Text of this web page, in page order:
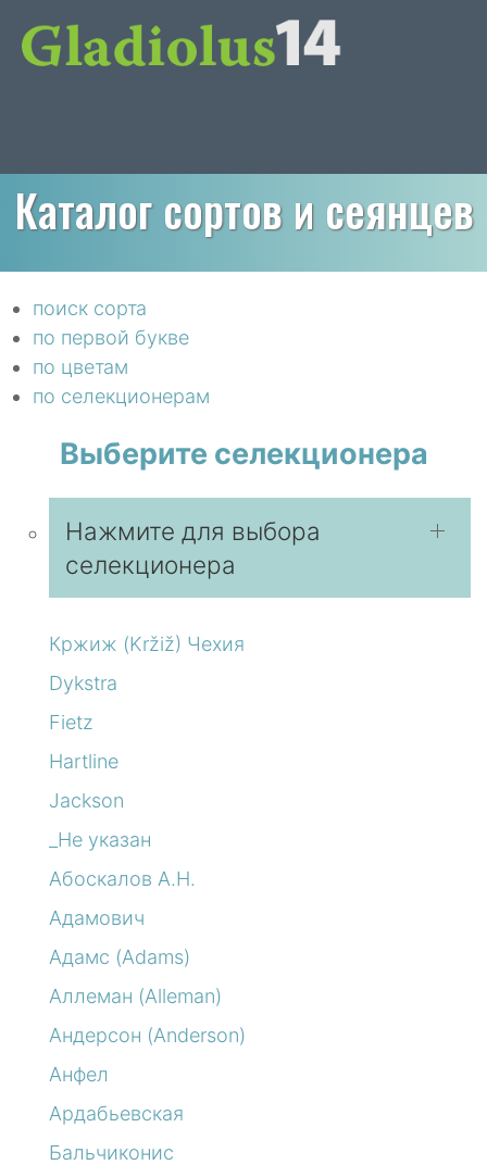
Каталог сортов и сеянцев
поиск сорта
по первой букве
по цветам
по селекционерам
Выберите селекционера
Нажмите для выбора
селекционера
Кржиж (Kržiž) Чехия
Dykstra
Fietz
Hartline
Jackson
_Не указан
Абоскалов А.Н.
Адамович
Адамс (Adams)
Аллеман (Alleman)
Андерсон (Anderson)
Анфел
Ардабьевская
Бальчиконис